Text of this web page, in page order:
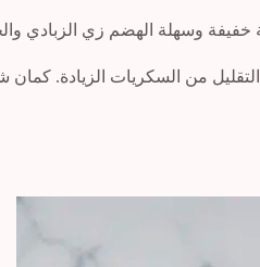
وسهلة الهضم زي الزبادي
التقليل من السكريات الزيادة.